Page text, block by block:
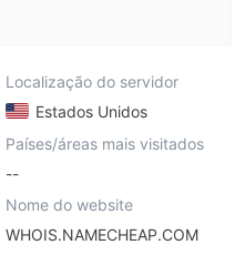
Localização do servidor
Estados Unidos
Países/áreas mais visitados
--
Nome do website
WHOIS.NAMECHEAP.COM